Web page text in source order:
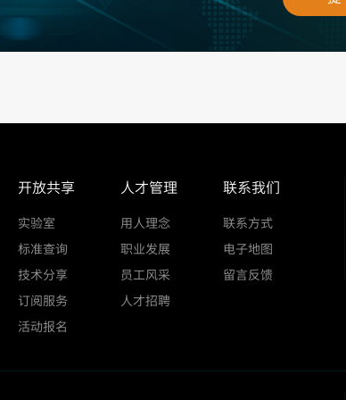
开放共享
实验室
标准查询
技术分享
订阅服务
活动报名
人才管理
用人理念
职业发展
员工风采
人才招聘
联系我们
联系方式
电子地图
留言反馈